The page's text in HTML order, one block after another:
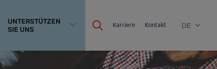
UNTERSTÜTZEN
SIE UNS
Karriere Kontakt DE